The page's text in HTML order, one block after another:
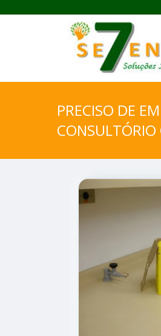
PRECISO DE